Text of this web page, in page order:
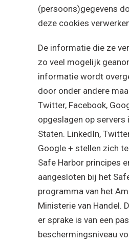
(persoons)gegevens
deze cookies
De informatie die ze
zo veel mogelijk
informatie wordt
door onder andere
Twitter, Facebook,
opgeslagen op servers
Staten. LinkedIn,
Google + stellen zich
Safe Harbor principes
aangesloten bij het
programma van het
Ministerie van Handel.
er sprake is van een
beschermingsniveau